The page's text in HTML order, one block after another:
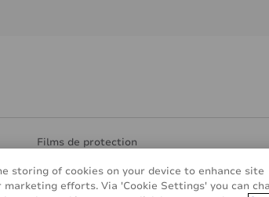
Films de protection
Eco -Responsable
Autres applications
storing of cookies on your device to enhance site
efforts. Via 'Cookie Settings' you can